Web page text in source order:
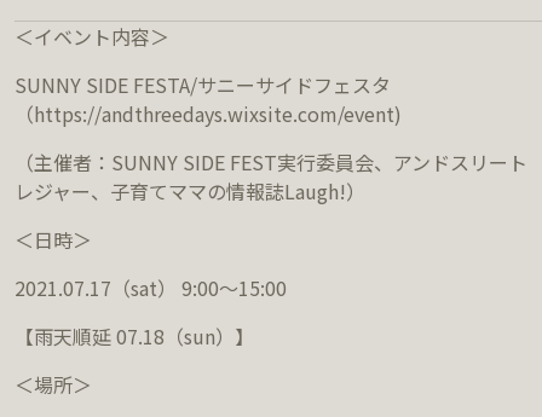
＜イベント内容＞
SUNNY SIDE FESTA/サニーサイドフェスタ
（https://andthreedays.wixsite.com/event)
（主催者：SUNNY SIDE FEST実行委員会、アンドスリート
レジャー、子育てママの情報誌Laugh!）
＜日時＞
2021.07.17（sat） 9:00～15:00
【雨天順延 07.18（sun）】
＜場所＞